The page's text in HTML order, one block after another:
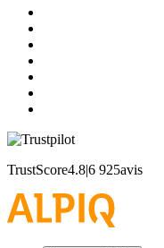
TrustScore4.8|6 925avis